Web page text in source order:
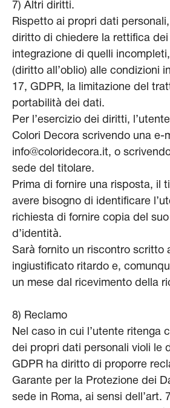
7) Altri diritti.
Rispetto ai propri dati personali,
diritto di chiedere la rettifica
integrazione di quelli
(diritto all’oblio) alle condizioni
17, GDPR, la limitazione del
portabilità dei dati.
Per l’esercizio dei diritti,
Colori Decora scrivendo una e-
info@coloridecora.it, o
sede del titolare.
Prima di fornire una risposta, il
avere bisogno di identificare
richiesta di fornire copia del
d’identità.
Sarà fornito un riscontro scritto
ingiustificato ritardo e,
un mese dal ricevimento della
8) Reclamo
Nel caso in cui l’utente ritenga
dei propri dati personali violi le
GDPR ha diritto di proporre
Garante per la Protezione dei
sede in Roma, ai sensi dell’art.